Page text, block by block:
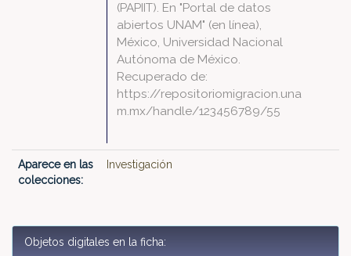
(PAPIIT). En "Portal de datos
abiertos UNAM" (en línea),
México, Universidad Nacional
Autónoma de México.
Recuperado de:
https://repositoriomigracion.una
m.mx/handle/123456789/55
Aparece en las
colecciones:
Investigación
Objetos digitales en la ficha: